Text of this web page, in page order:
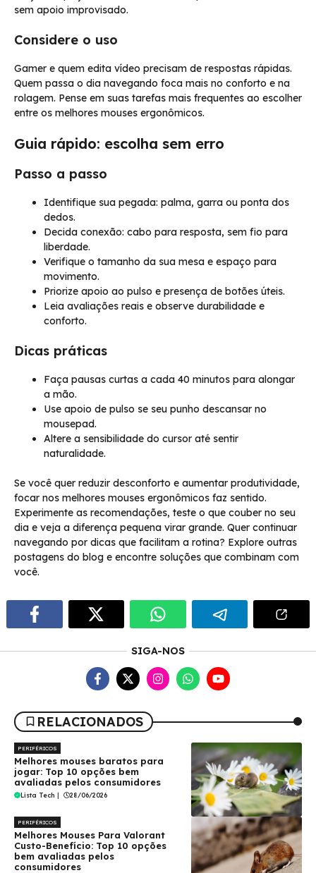
sem apoio improvisado.
Considere o uso
Gamer e quem edita vídeo precisam de respostas rápidas.
Quem passa o dia navegando foca mais no conforto e na
rolagem. Pense em suas tarefas mais frequentes ao escolher
entre os melhores mouses ergonômicos.
Guia rápido: escolha sem erro
Passo a passo
Identifique sua pegada: palma, garra ou ponta dos
dedos.
Decida conexão: cabo para resposta, sem fio para
liberdade.
Verifique o tamanho da sua mesa e espaço para
movimento.
Priorize apoio ao pulso e presença de botões úteis.
Leia avaliações reais e observe durabilidade e
conforto.
Dicas práticas
Faça pausas curtas a cada 40 minutos para alongar
a mão.
Use apoio de pulso se seu punho descansar no
mousepad.
Altere a sensibilidade do cursor até sentir
naturalidade.
Se você quer reduzir desconforto e aumentar produtividade,
focar nos melhores mouses ergonômicos faz sentido.
Experimente as recomendações, teste o que couber no seu
dia e veja a diferença pequena virar grande. Quer continuar
navegando por dicas que facilitam a rotina? Explore outras
postagens do blog e encontre soluções que combinam com
você.
SIGA-NOS
RELACIONADOS
PERIFÉRICOS
Melhores mouses baratos para
jogar: Top 10 opções bem
avaliadas pelos consumidores
Lista Tech | 28/06/2026
PERIFÉRICOS
Melhores Mouses Para Valorant
Custo-Benefício: Top 10 opções
bem avaliadas pelos
consumidores